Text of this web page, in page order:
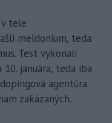
tele
meldonium, teda
Test vykonali
januára, teda iba
agentúra
zakázaných.